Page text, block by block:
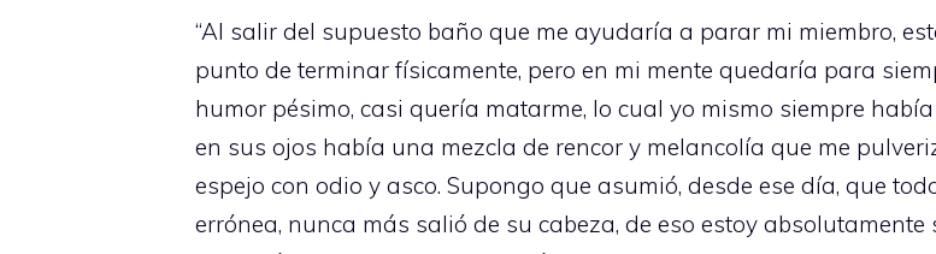
“Al salir del supuesto baño que me ayudaría a parar mi miembro,
punto de terminar físicamente, pero en mi mente quedaría para
humor pésimo, casi quería matarme, lo cual yo mismo siempre
en sus ojos había una mezcla de rencor y melancolía que me
espejo con odio y asco. Supongo que asumió, desde ese día, que
errónea, nunca más salió de su cabeza, de eso estoy